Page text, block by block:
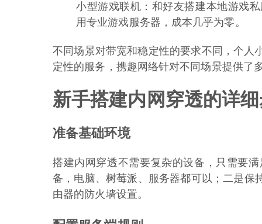
小型游戏联机：和好友搭建本地游戏
用专业游戏服务器，成本几乎为零。
不同场景对带宽和稳定性的要求不同，个人
定性的服务，携趣网络针对不同场景提供了
新手搭建内网穿透的详
准备基础环境
搭建内网穿透不需要复杂的设备，只需要
备，电脑、树莓派、服务器都可以；二是保
由器的防火墙设置。